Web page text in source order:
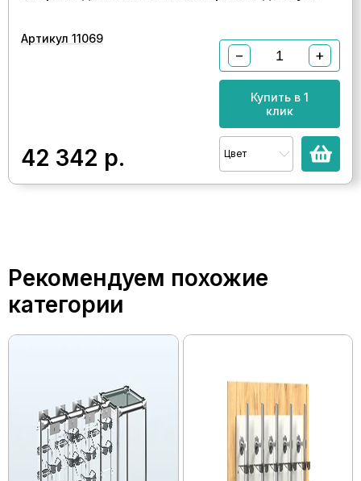
Артикул 11069
42 342 р.
− +
Купить в 1
клик
Цвет
Рекомендуем похожие
категории